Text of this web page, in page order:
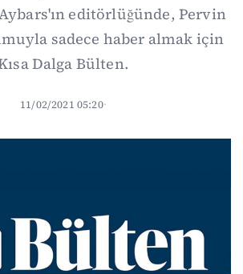
editörlüğünde, Pervin
sadece haber almak için
Dalga Bülten.
11/02/2021 05:20·